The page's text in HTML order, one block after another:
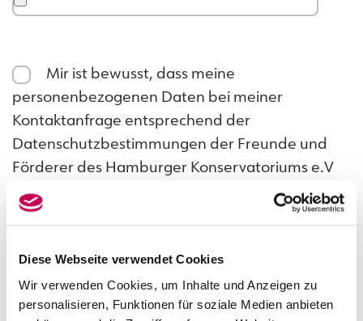
Diese Webseite verwendet Cookies
Wir verwenden Cookies, um Inhalte und Anzeigen zu
personalisieren, Funktionen für soziale Medien anbieten
Mir ist bewusst, dass meine
personenbezogenen Daten bei meiner
Kontaktanfrage entsprechend der
Datenschutzbestimmungen der Freunde und
Förderer des Hamburger Konservatoriums e.V
verarbeitet werden. Die
Datenschutzbestimmungen
habe ich zur